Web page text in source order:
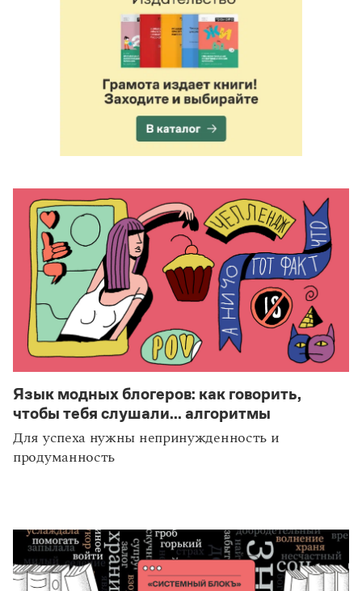
Язык модных блогеров: как говорить,
чтобы тебя слушали... алгоритмы
Для успеха нужны непринужденность и
продуманность